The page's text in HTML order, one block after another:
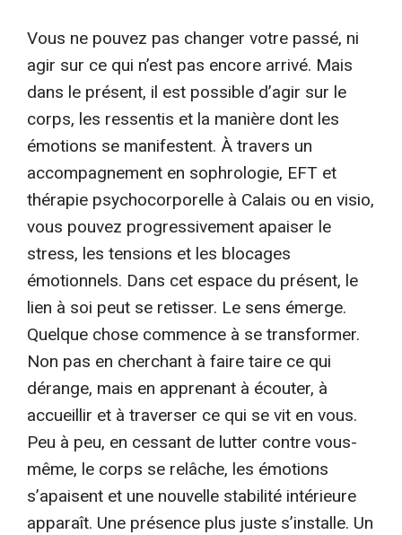
Vous ne pouvez pas changer votre passé, ni
agir sur ce qui n’est pas encore arrivé. Mais
dans le présent, il est possible d’agir sur le
corps, les ressentis et la manière dont les
émotions se manifestent. À travers un
accompagnement en sophrologie, EFT et
thérapie psychocorporelle à Calais ou en visio,
vous pouvez progressivement apaiser le
stress, les tensions et les blocages
émotionnels. Dans cet espace du présent, le
lien à soi peut se retisser. Le sens émerge.
Quelque chose commence à se transformer.
Non pas en cherchant à faire taire ce qui
dérange, mais en apprenant à écouter, à
accueillir et à traverser ce qui se vit en vous.
Peu à peu, en cessant de lutter contre vous-
même, le corps se relâche, les émotions
s’apaisent et une nouvelle stabilité intérieure
apparaît. Une présence plus juste s’installe. Un